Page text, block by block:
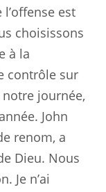
est
choisissons
à la
contrôle sur
journée,
John
renom, a
Dieu. Nous
Je n’ai